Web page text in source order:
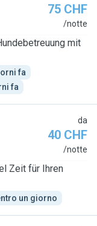
75 CHF
/notte
mit
fa
fa
da
40 CHF
/notte
Zeit für Ihren
un giorno